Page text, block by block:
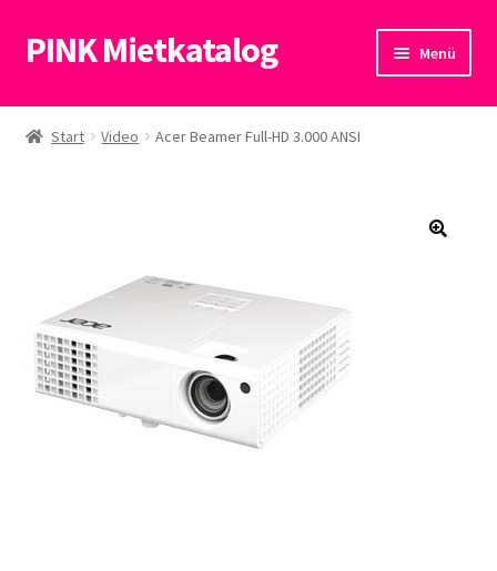
Zur
Navigation
Zum
Inhalt
PINK Mietkatalog Menü
Start
Start Video Acer Beamer Full-HD 3.000 ANSI